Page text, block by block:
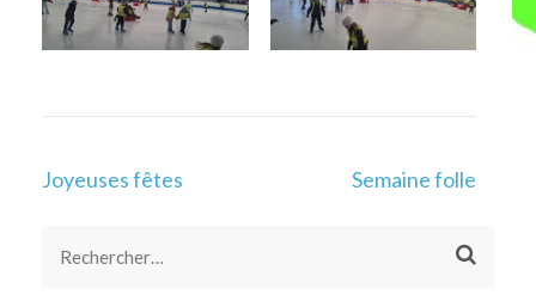
Navigation
Joyeuses fêtes Semaine folle
Rechercher :